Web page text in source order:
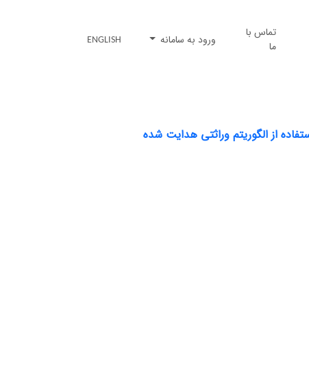
تماس با
ما
ورود به سامانه ENGLISH
از الگوریتم وراثتی هدایت شده